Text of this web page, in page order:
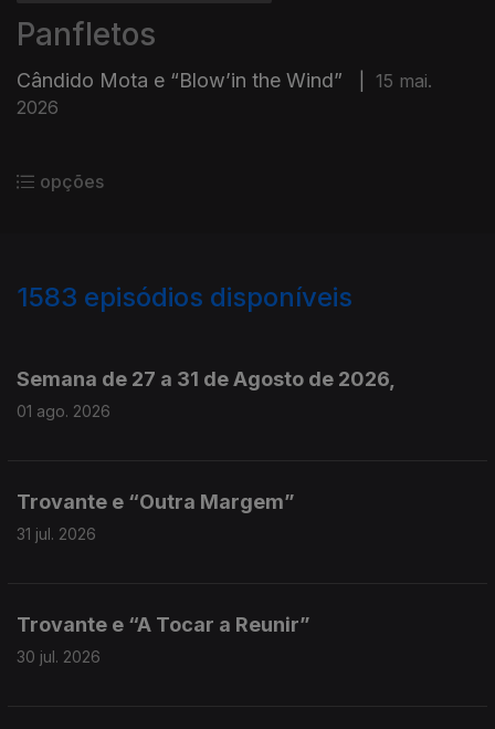
Panfletos
Cândido Mota e “Blow’in the Wind”
15 mai.
2026
opções
1583 episódios disponíveis
Semana de 27 a 31 de Agosto de 2026,
01 ago. 2026
Trovante e “Outra Margem”
31 jul. 2026
Trovante e “A Tocar a Reunir”
30 jul. 2026